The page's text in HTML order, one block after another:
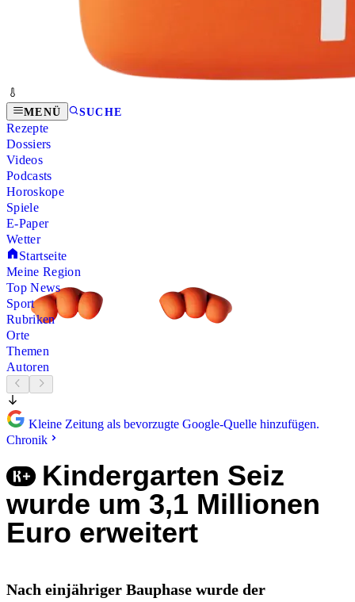
MENÜ SUCHE
Rezepte
Dossiers
Videos
Podcasts
Horoskope
Spiele
E-Paper
Wetter
Startseite
Meine Region
Top News
Sport
Rubriken
Orte
Themen
Autoren
Kleine Zeitung als bevorzugte Google-Quelle hinzufügen.
Chronik
Kindergarten Seiz
wurde um 3,1 Millionen
Euro erweitert
Nach einjähriger Bauphase wurde der